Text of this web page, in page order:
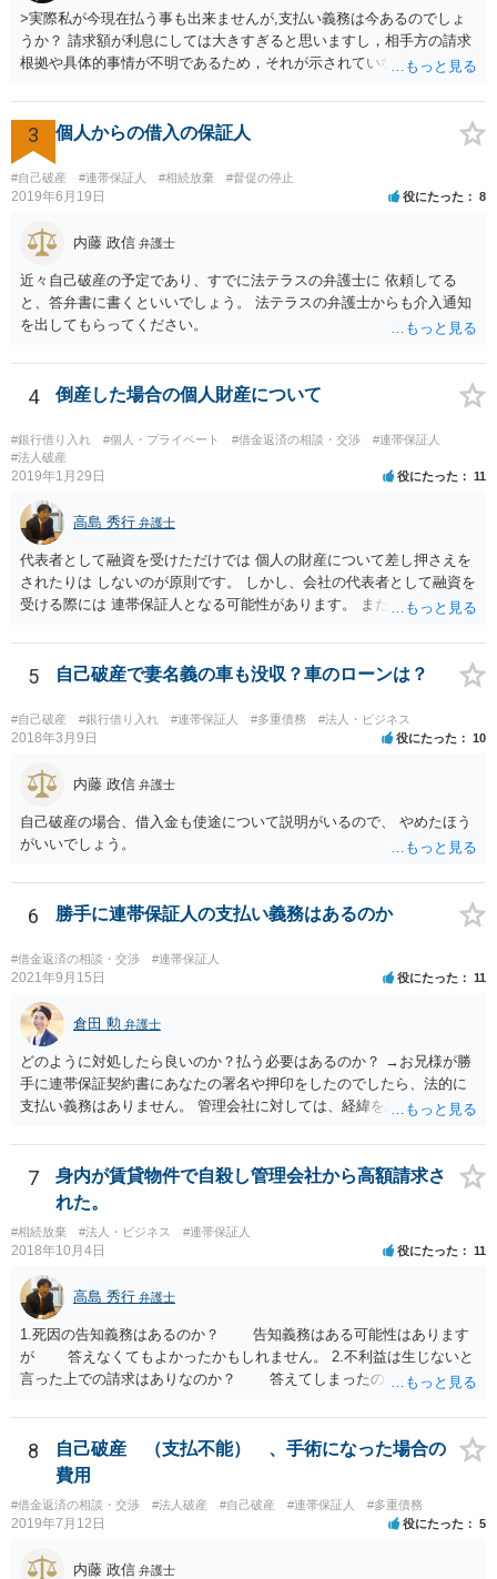
>実際私が今現在払う事も出来ませんが,支払い義務は今あるのでしょ
うか？ 請求額が利息にしては大きすぎると思いますし，相手方の請求
根拠や具体的事情が不明であるため，それが示されていない現段階で
場合は無視でいいと思いますし，仮に相手方が生活保護の担当者に話
をしても，相手にされない可能性が高いと思います。 おそらく裁判な
どをしてくる可能性も低いです。 ＞それと,消滅時効とかはどうなるん
でしょうか？ 時効が主張できる可能性はあり得ますが，相手方の主張
内容が明らかでないため判断できません。
3 個人からの借入の保証人
#自己破産 #連帯保証人 #相続放棄 #督促の停止
2019年6月19日 役にたった 8
内藤 政信 弁護士
近々自己破産の予定であり、すでに法テラスの弁護士に 依頼してる
と、答弁書に書くといいでしょう。 法テラスの弁護士からも介入通知
を出してもらってください。
4 倒産した場合の個人財産について
#銀行借り入れ #個人・プライベート #借金返済の相談・交渉
#連帯保証人
#法人破産
2019年1月29日 役にたった 11
高島 秀行 弁護士
代表者として融資を受けただけでは 個人の財産について差し押さえを
されたりは しないのが原則です。 しかし、会社の代表者として融資を
受ける際には 連帯保証人となる可能性があります。 また、返済が厳し
があります。 個人の財産について責任を免れたいのであれば 連帯保証
人にもならず、 返済計画が確実であると言える場合のみ 融資を受ける
5 自己破産で妻名義の車も没収？車のローンは？
#自己破産 #銀行借り入れ #連帯保証人 #多重債務 #法人・ビジネス
2018年3月9日 役にたった 10
内藤 政信 弁護士
自己破産の場合、借入金も使途について説明がいるので、 やめたほう
がいいでしょう。
6 勝手に連帯保証人の支払い義務はあるのか
#借金返済の相談・交渉 #連帯保証人
2021年9月15日 役にたった 11
倉田 勲 弁護士
どのように対処したら良いのか？払う必要はあるのか？ →お兄様が勝
手に連帯保証契約書にあなたの署名や押印をしたのでしたら、法的に
支払い義務はありません。 管理会社に対しては、経緯を説明して自身
7
身内が賃貸物件で自殺し管理会社から高額請求さ
れた。
#相続放棄 #法人・ビジネス #連帯保証人
2018年10月4日 役にたった 11
高島 秀行 弁護士
1.死因の告知義務はあるのか？ 告知義務はある可能性はあります
が 答えなくてもよかったかもしれません。 2.不利益は生じないと
言った上での請求はありなのか？ 答えてしまったので請求されて
明できれば 信義則違反という主張をすることができる可能性があ
ります。 3.請求額は妥当なのか？ 自殺した場合、約２年分の賃料
が損害となるというのが判例です。
8
自己破産 （支払不能） 、手術になった場合の
費用
#借金返済の相談・交渉 #法人破産 #自己破産 #連帯保証人 #多重債務
2019年7月12日 役にたった 5
内藤 政信 弁護士